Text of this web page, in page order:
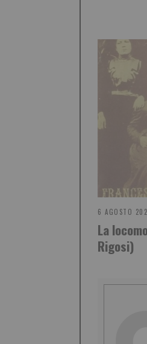
6 AGOSTO
La
Rigosi)